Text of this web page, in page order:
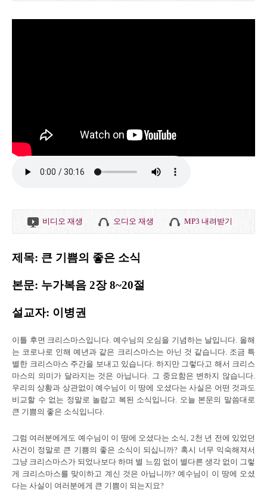
비디오 재생 오디오 재생 MP3 내려받기
제목: 큰 기쁨의 좋은 소식
본문: 누가복음 2장 8~20절
설교자: 이병권
이틀 후면 크리스마스입니다. 예수님의 오심을 기념하는 날입니다. 올해
는 코로나로 인해 예년과 같은 크리스마스는 아닌 것 같습니다. 조금 특
별한 크리스마스 주간을 보내고 있습니다. 하지만 그렇다고 해서 크리스
마스의 의미가 달라지는 것은 아닙니다. 그 중요함은 변하지 않습니다.
우리의 상황과 상관없이 예수님이 이 땅에 오셨다는 사실은 어떤 것과도
비교할 수 없는 정말로 놀랍고 복된 소식입니다. 오늘 본문의 말씀대로
큰 기쁨의 좋은 소식입니다.
그럼 여러분에게도 예수님이 이 땅에 오셨다는 소식, 2천 년 전에 있었던
사건이 정말로 큰 기쁨의 좋은 소식이 되십니까? 혹시 너무 익숙해져서
그냥 크리스마스가 되었나보다 하며 별 느낌 없이 별다른 생각 없이 그렇
게 크리스마스를 맞이하고 계신 것은 아닙니까? 예수님이 이 땅에 오셨
다는 사실이 여러분에게 큰 기쁨이 되는지요?